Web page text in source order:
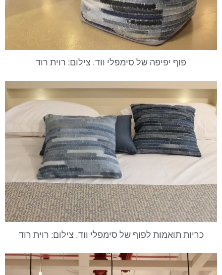
פוף יפיפה של סימפלי ווד. צילום: רוית רוד
כריות תואמות לפוף של סימפלי ווד. צילום: רוית רוד